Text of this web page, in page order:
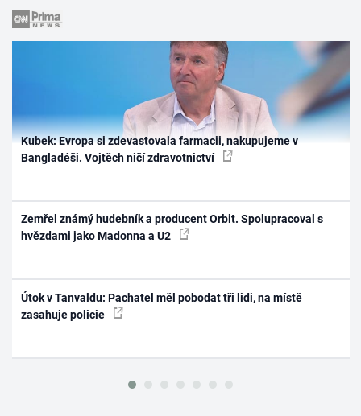
Kubek: Evropa si zdevastovala farmacii, nakupujeme v
Bangladéši. Vojtěch ničí zdravotnictví
Zemřel známý hudebník a producent Orbit. Spolupracoval s
hvězdami jako Madonna a U2
Útok v Tanvaldu: Pachatel měl pobodat tři lidi, na místě
zasahuje policie